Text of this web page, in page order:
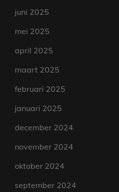
juni 2025
mei 2025
april 2025
maart 2025
februari 2025
januari 2025
december 2024
november 2024
oktober 2024
september 2024